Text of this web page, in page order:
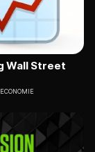
Wall Street
ECONOMIE